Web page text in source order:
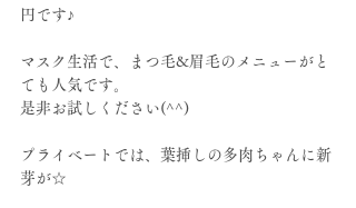
円です♪
マスク生活で、まつ毛&眉毛のメニューがと
ても人気です。
是非お試しください(^^)
プライベートでは、葉挿しの多肉ちゃんに新
芽が☆